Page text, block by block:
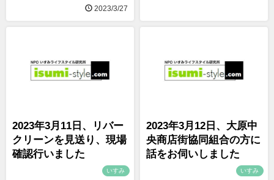
2023/3/27
2023年3月11日、リバー
クリーンを見送り、現場
確認行いました
いすみ
2023年3月12日、大原中
央商店街協同組合の方に
話をお伺いしました
いすみ